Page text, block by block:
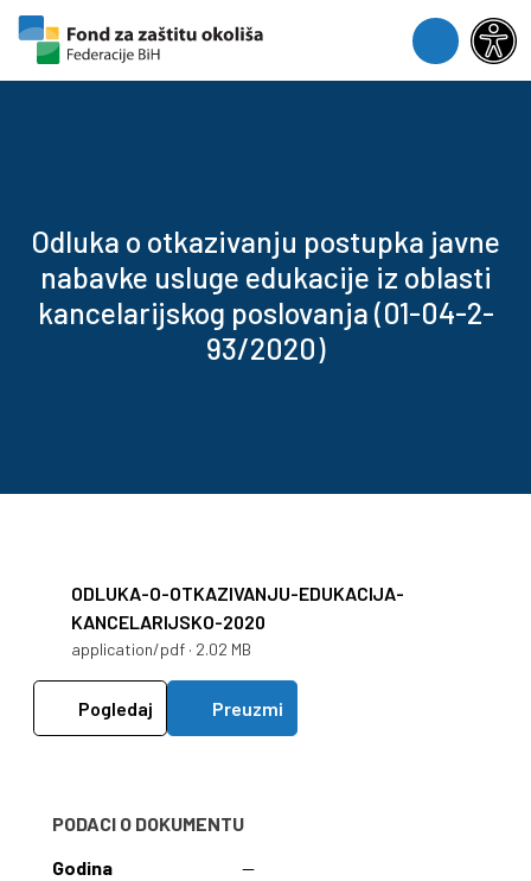
Skip to content
Skip to footer
Menu
Odluka o otkazivanju postupka javne
nabavke usluge edukacije iz oblasti
kancelarijskog poslovanja (01-04-2-
93/2020)
ODLUKA-O-OTKAZIVANJU-EDUKACIJA-
KANCELARIJSKO-2020
application/pdf · 2.02 MB
Pogledaj Preuzmi
PODACI O DOKUMENTU
Godina
—